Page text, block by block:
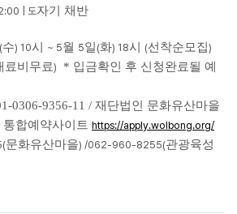
| 도자기 채반
(수) 10시 ~ 5월 5일 (화) 18시 (선착순모집)
료비무료) * 입금확인 후 신청완료될 예
0306-9356-11 / 재단법인 문화유산마을
통합예약사이트 https://apply.wolbong.org/
문화유산마을) /062-960-8255(관광육성